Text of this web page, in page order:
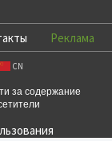
Реклама
CN
за содержание